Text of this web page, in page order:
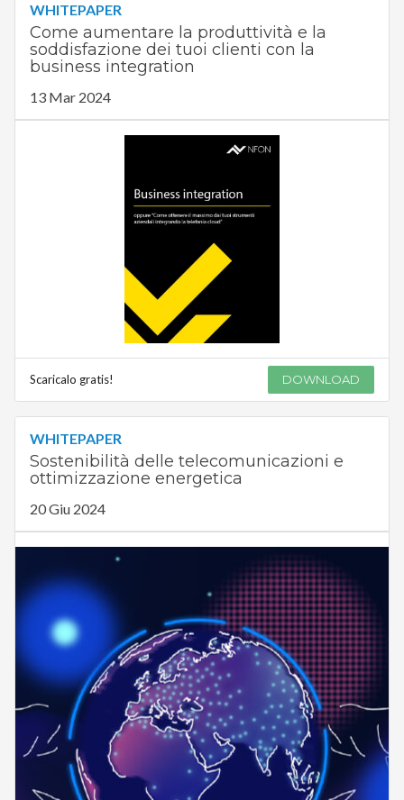
WHITEPAPER
Come aumentare la produttività e la
soddisfazione dei tuoi clienti con la
business integration
13 Mar 2024
Scaricalo gratis! DOWNLOAD
WHITEPAPER
Sostenibilità delle telecomunicazioni e
ottimizzazione energetica
20 Giu 2024